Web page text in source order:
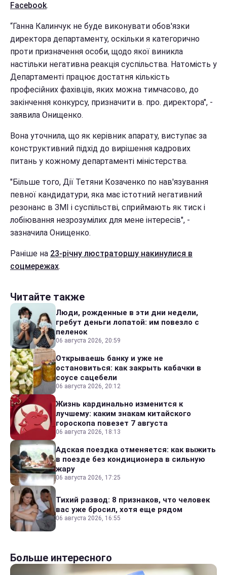
Facebook.
“Ганна Калинчук не буде виконувати обов'язки
директора департаменту, оскільки я категорично
проти призначення особи, щодо якої виникла
настільки негативна реакція суспільства. Натомість у
Департаменті працює достатня кількість
професійних фахівців, яких можна тимчасово, до
закінчення конкурсу, призначити в. про. директора", -
заявила Онищенко.
Вона уточнила, що як керівник апарату, виступає за
конструктивний підхід до вирішення кадрових
питань у кожному департаменті міністерства.
"Більше того, Дії Тетяни Козаченко по нав'язування
певної кандидатури, яка має істотний негативний
резонанс в ЗМІ і суспільстві, сприймають як тиск і
лобіювання незрозумілих для мене інтересів", -
зазначила Онищенко.
Ранiше на 23-річну люстраторшу накинулися в
соцмережах.
Читайте также
Люди, рожденные в эти дни недели,
гребут деньги лопатой: им повезло с
пеленок
06 августа 2026, 20:59
Открываешь банку и уже не
остановиться: как закрыть кабачки в
соусе сацебели
06 августа 2026, 20:12
Жизнь кардинально изменится к
лучшему: каким знакам китайского
гороскопа повезет 7 августа
06 августа 2026, 18:13
Адская поездка отменяется: как выжить
в поезде без кондиционера в сильную
жару
06 августа 2026, 17:25
Тихий развод: 8 признаков, что человек
вас уже бросил, хотя еще рядом
06 августа 2026, 16:55
Больше интересного